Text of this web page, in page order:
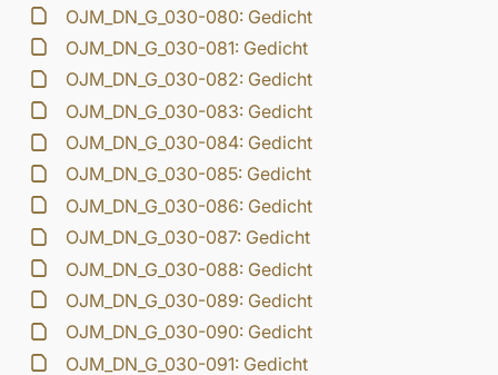
OJM_DN_G_030-080: Gedicht
OJM_DN_G_030-081: Gedicht
OJM_DN_G_030-082: Gedicht
OJM_DN_G_030-083: Gedicht
OJM_DN_G_030-084: Gedicht
OJM_DN_G_030-085: Gedicht
OJM_DN_G_030-086: Gedicht
OJM_DN_G_030-087: Gedicht
OJM_DN_G_030-088: Gedicht
OJM_DN_G_030-089: Gedicht
OJM_DN_G_030-090: Gedicht
OJM_DN_G_030-091: Gedicht